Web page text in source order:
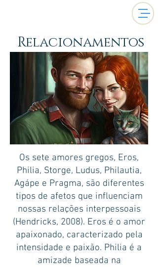
Relacionamentos
Os sete amores gregos, Eros,
Philia, Storge, Ludus, Philautia,
Agápe e Pragma, são diferentes
tipos de afetos que influenciam
nossas relações interpessoais
(Hendricks, 2008). Eros é o amor
apaixonado, caracterizado pela
intensidade e paixão. Philia é a
amizade baseada na